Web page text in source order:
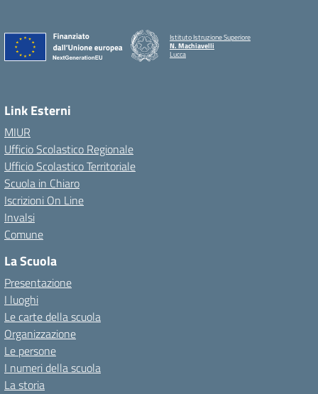
Istituto Istruzione Superiore
N. Machiavelli
Lucca
Link Esterni
MIUR
Ufficio Scolastico Regionale
Ufficio Scolastico Territoriale
Scuola in Chiaro
Iscrizioni On Line
Invalsi
Comune
La Scuola
Presentazione
I luoghi
Le carte della scuola
Organizzazione
Le persone
I numeri della scuola
La storia